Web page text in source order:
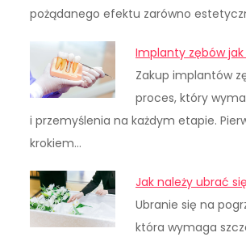
pożądanego efektu zarówno
Implanty zębów
Zakup implantów
proces, który
i przemyślenia na każdym etapie.
krokiem…
Jak należy ubrać
Ubranie się na
która wymaga